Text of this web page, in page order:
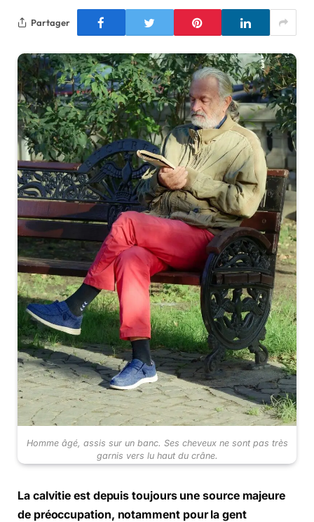
Partager
Homme âgé, assis sur un banc. Ses cheveux ne sont pas très
garnis vers lu haut du crâne.
La calvitie est depuis toujours une source majeure
de préoccupation, notamment pour la gent